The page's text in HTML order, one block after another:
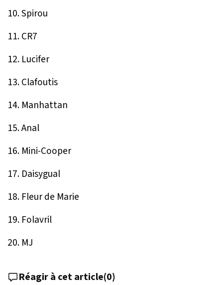
10. Spirou
11. CR7
12. Lucifer
13. Clafoutis
14. Manhattan
15. Anal
16. Mini-Cooper
17. Daisygual
18. Fleur de Marie
19. Folavril
20. MJ
Réagir à cet article(0)